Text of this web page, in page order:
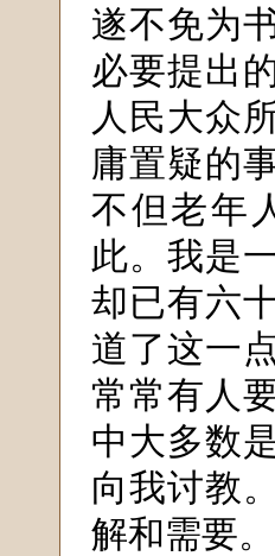
遂不免为
必要提出
人民大众
庸置疑的
不但老年
此。我是
却已有六
道了这一
常常有人
中大多数
向我讨教
解和需要。